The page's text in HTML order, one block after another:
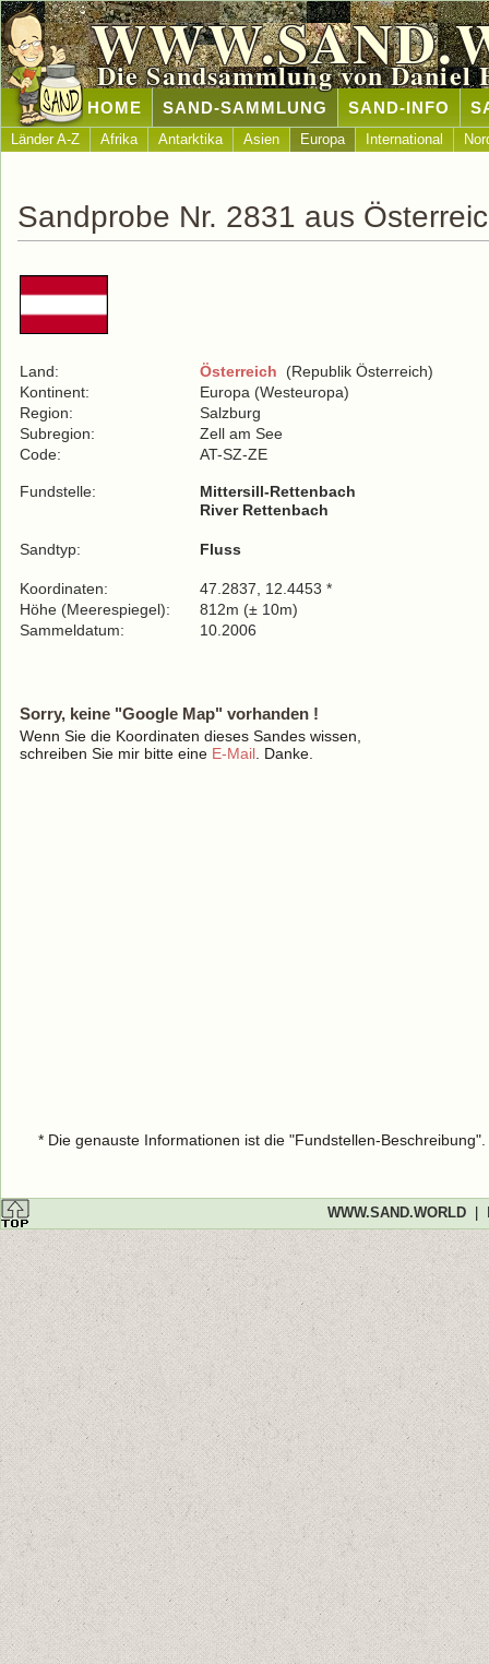
Die Sandsammlung von Daniel
HOME SAND-SAMMLUNG SAND-INFO
Länder A-Z Afrika Antarktika Asien Europa International
Sandprobe Nr. 2831 aus
Land: Österreich (Republik Österreich)
Kontinent:
Europa (Westeuropa)
Region:
Salzburg
Subregion:
Zell am See
Code:
AT-SZ-ZE
Fundstelle:
Mittersill-Rettenbach
River Rettenbach
Sandtyp: Fluss
Koordinaten:
47.2837, 12.4453 *
Höhe (Meerespiegel):
812m (± 10m)
Sammeldatum:
10.2006
Sorry, keine "Google Map" vorhanden !
Wenn Sie die Koordinaten dieses Sandes wissen,
schreiben Sie mir bitte eine E-Mail . Danke.
* Die genauste Informationen ist die "Fundstellen-
WWW.SAND.WORLD|